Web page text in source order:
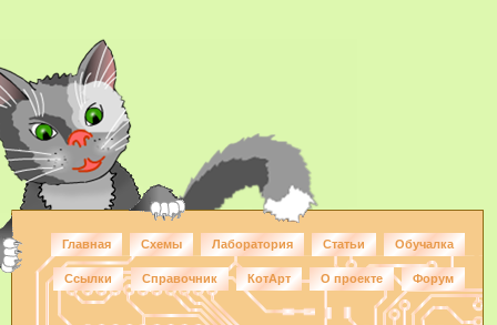
Главная Схемы Лаборатория Статьи Обучалка
Ссылки Справочник КотАрт О проекте Форум